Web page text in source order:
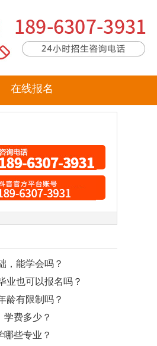
在线报名
，能学会吗？
业也可以报名吗？
龄有限制吗？
学费多少？
哪些专业？